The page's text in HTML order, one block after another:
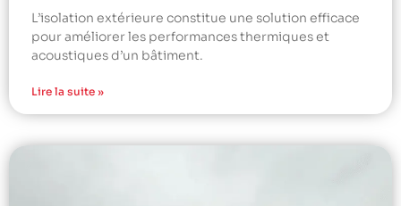
L’isolation extérieure constitue une solution efficace
pour améliorer les performances thermiques et
acoustiques d’un bâtiment.
Lire la suite »